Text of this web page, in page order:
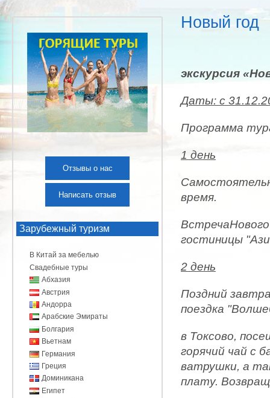
Новый год
экскурсия
Даты: с
Программа
1 день
время.
гостиницы
2 день
Поздний
поездка
в Токсово,
горячий чай с
ватрушки, а
плату.
Отзывы о нас
Написать отзыв
Зарубежный туризм
В Китай за мебелью
Свадебные туры
Абхазия
Австрия
Андорра
Арабские Эмираты
Болгария
Вьетнам
Германия
Греция
Доминикана
Египет